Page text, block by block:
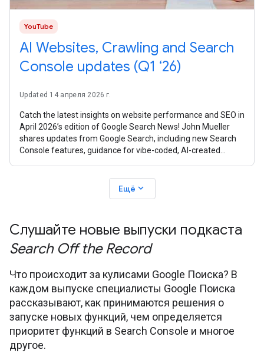
YouTube
AI Websites, Crawling and Search
Console updates (Q1 ‘26)
Updated 14 апреля 2026 г.
Catch the latest insights on website performance and SEO in
April 2026’s edition of Google Search News! John Mueller
shares updates from Google Search, including new Search
Console features, guidance for vibe-coded, AI-created
Ещё expand_more
Слушайте новые выпуски подкаста
Search Off the Record
Что происходит за кулисами Google Поиска? В
каждом выпуске специалисты Google Поиска
рассказывают, как принимаются решения о
запуске новых функций, чем определяется
приоритет функций в Search Console и многое
другое.